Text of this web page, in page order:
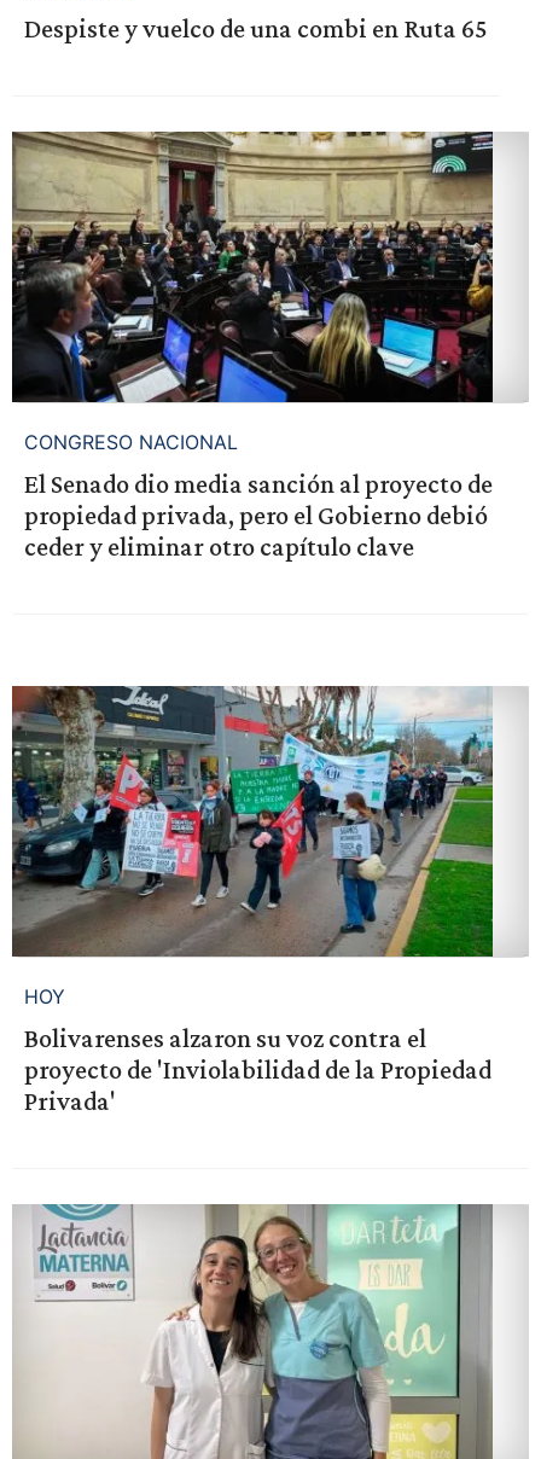
Despiste y vuelco de una combi en Ruta 65
CONGRESO NACIONAL
El Senado dio media sanción al proyecto de
propiedad privada, pero el Gobierno debió
ceder y eliminar otro capítulo clave
HOY
Bolivarenses alzaron su voz contra el
proyecto de 'Inviolabilidad de la Propiedad
Privada'